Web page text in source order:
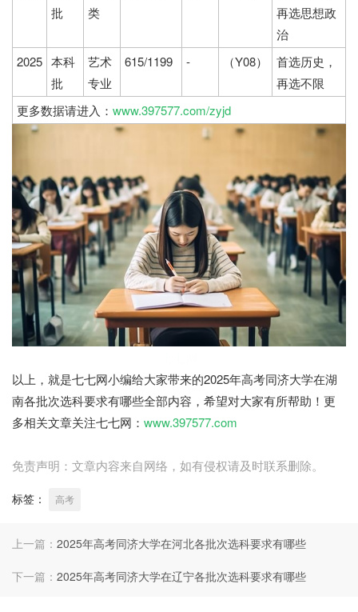
批
类
再选思想政
治
2025 本科
批
艺术
专业
615/1199 - （Y08）
首选历史，
再选不限
更多数据请进入： www.397577.com/zyjd
以上，就是七七网小编给大家带来的2025年高考同济大学在湖
南各批次选科要求有哪些全部内容，希望对大家有所帮助！更
多相关文章关注七七网： www.397577.com
免责声明：文章内容来自网络，如有侵权请及时联系删除。
标签： 高考
上一篇： 2025年高考同济大学在河北各批次选科要求有哪些
下一篇： 2025年高考同济大学在辽宁各批次选科要求有哪些